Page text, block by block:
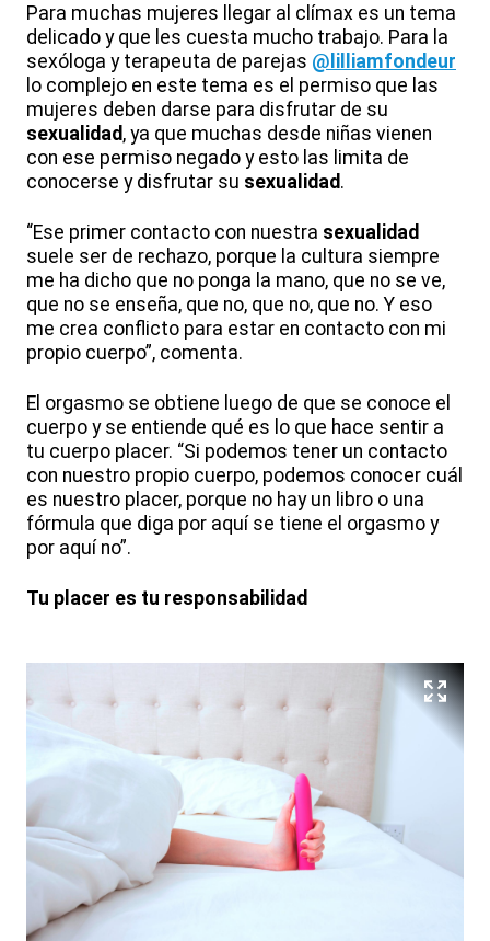
Para muchas mujeres llegar al clímax es un tema
delicado y que les cuesta mucho trabajo. Para la
sexóloga y terapeuta de parejas @lilliamfondeur
lo complejo en este tema es el permiso que las
mujeres deben darse para disfrutar de su
sexualidad , ya que muchas desde niñas vienen
con ese permiso negado y esto las limita de
conocerse y disfrutar su sexualidad .
“Ese primer contacto con nuestra sexualidad
suele ser de rechazo, porque la cultura siempre
me ha dicho que no ponga la mano, que no se ve,
que no se enseña, que no, que no, que no. Y eso
me crea conflicto para estar en contacto con mi
propio cuerpo”, comenta.
El orgasmo se obtiene luego de que se conoce el
cuerpo y se entiende qué es lo que hace sentir a
tu cuerpo placer. “Si podemos tener un contacto
con nuestro propio cuerpo, podemos conocer cuál
es nuestro placer, porque no hay un libro o una
fórmula que diga por aquí se tiene el orgasmo y
por aquí no”.
Tu placer es tu responsabilidad